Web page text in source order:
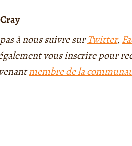
à nous suivre surTwitter,
vous inscrire pour
membre de la